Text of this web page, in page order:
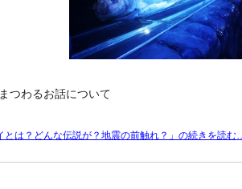
つわるお話について
とは？どんな伝説が？地震の前触れ？」の続きを読む